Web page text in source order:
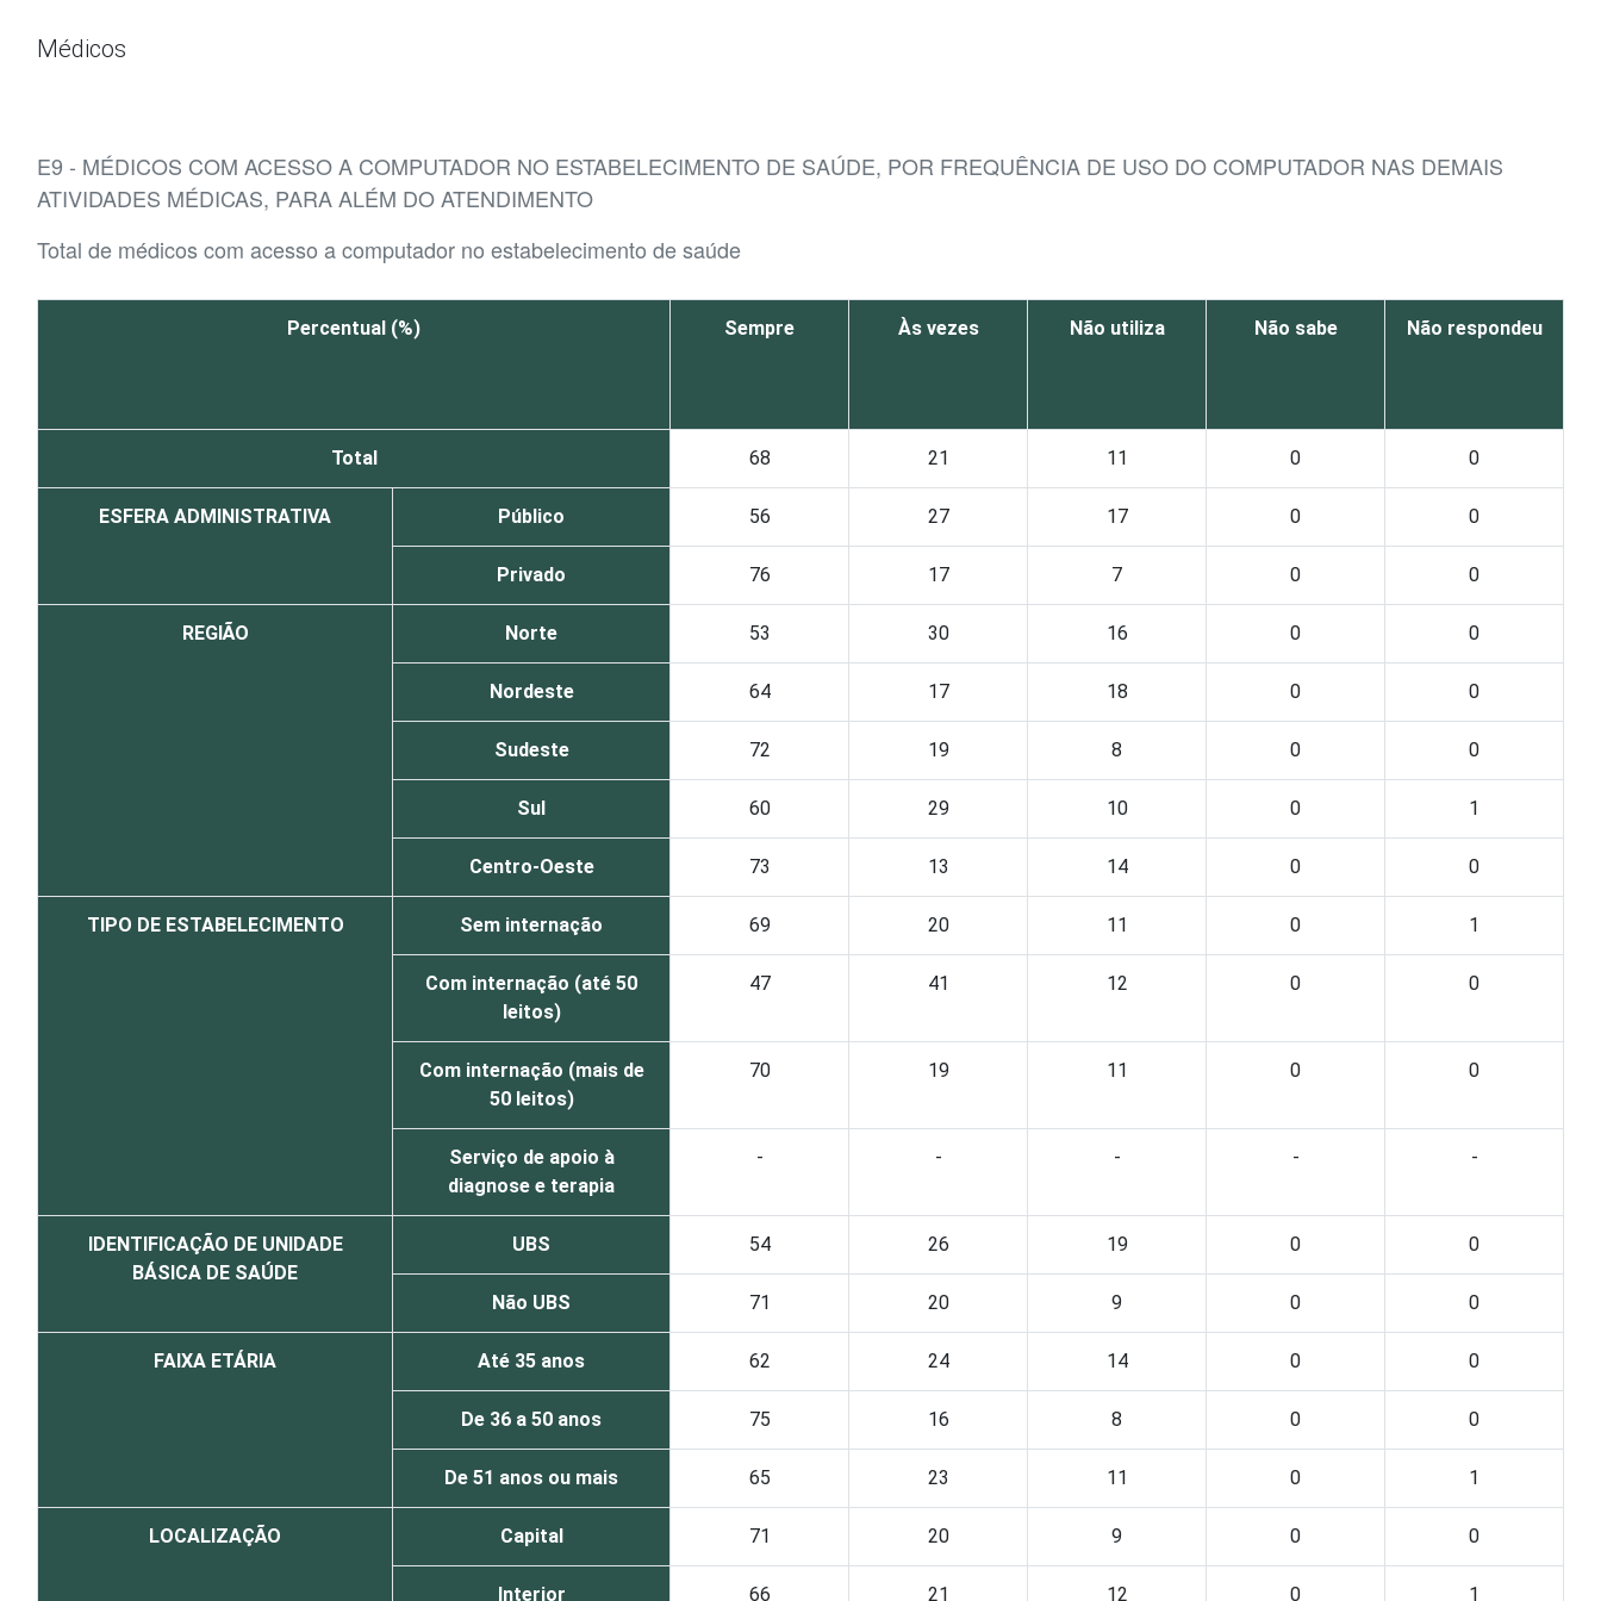
Médicos
E9 - MÉDICOS COM ACESSO A COMPUTADOR NO ESTABELECIMENTO DE SAÚDE, POR FREQUÊNCIA DE USO DO COMPUTADOR NAS DEMAIS
ATIVIDADES MÉDICAS, PARA ALÉM DO ATENDIMENTO
Total de médicos com acesso a computador no estabelecimento de saúde
Percentual (%) Sempre Às vezes Não utiliza Não sabe Não respondeu
Total 68 21 11 0 0
ESFERA ADMINISTRATIVA Público 56 27 17 0 0
Privado 76 17 7 0 0
REGIÃO Norte 53 30 16 0 0
Nordeste 64 17 18 0 0
Sudeste 72 19 8 0 0
Sul 60 29 10 0 1
Centro-Oeste 73 13 14 0 0
TIPO DE ESTABELECIMENTO Sem internação 69 20 11 0 1
Com internação (até 50
leitos)
47 41 12 0 0
Com internação (mais de
50 leitos)
70 19 11 0 0
Serviço de apoio à
diagnose e terapia
- - - - -
IDENTIFICAÇÃO DE UNIDADE
BÁSICA DE SAÚDE
UBS 54 26 19 0 0
Não UBS 71 20 9 0 0
FAIXA ETÁRIA Até 35 anos 62 24 14 0 0
De 36 a 50 anos 75 16 8 0 0
De 51 anos ou mais 65 23 11 0 1
LOCALIZAÇÃO Capital 71 20 9 0 0
Interior 66 21 12 0 1